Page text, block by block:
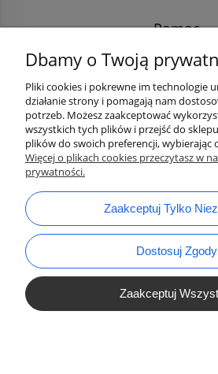
Pomoc
tel.:733 012
Dbamy o Twoją
Pliki cookies i pokrewne im technologie
działanie strony i pomagają nam
potrzeb. Możesz zaakceptować
wszystkich tych plików i przejść do
plików do swoich preferencji, wybierając
Więcej o plikach cookies przeczytasz w
prywatności.
Zaakceptuj Tylko
Dostosuj Zgody
Zaakceptuj